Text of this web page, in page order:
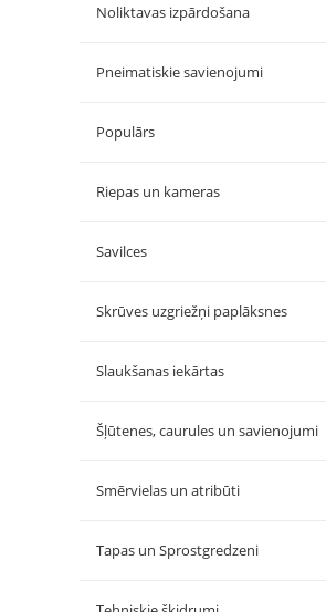
Noliktavas izpārdošana
Pneimatiskie savienojumi
Populārs
Riepas un kameras
Savilces
Skrūves uzgriežņi paplāksnes
Slaukšanas iekārtas
Šļūtenes, caurules un savienojumi
Smērvielas un atribūti
Tapas un Sprostgredzeni